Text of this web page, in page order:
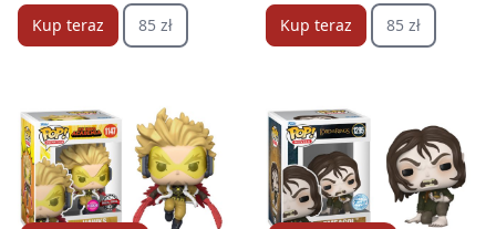
Kup teraz 85 zł Kup teraz 85 zł